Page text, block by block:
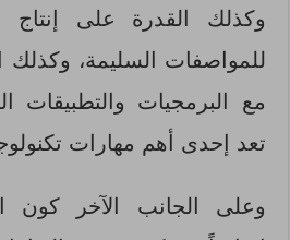
وكذلك القدرة على إنتاج
للمواصفات السليمة، وكذلك
مع البرمجيات والتطبيقات
تعد إحدى أهم مهارات
وعلى الجانب الآخر كون